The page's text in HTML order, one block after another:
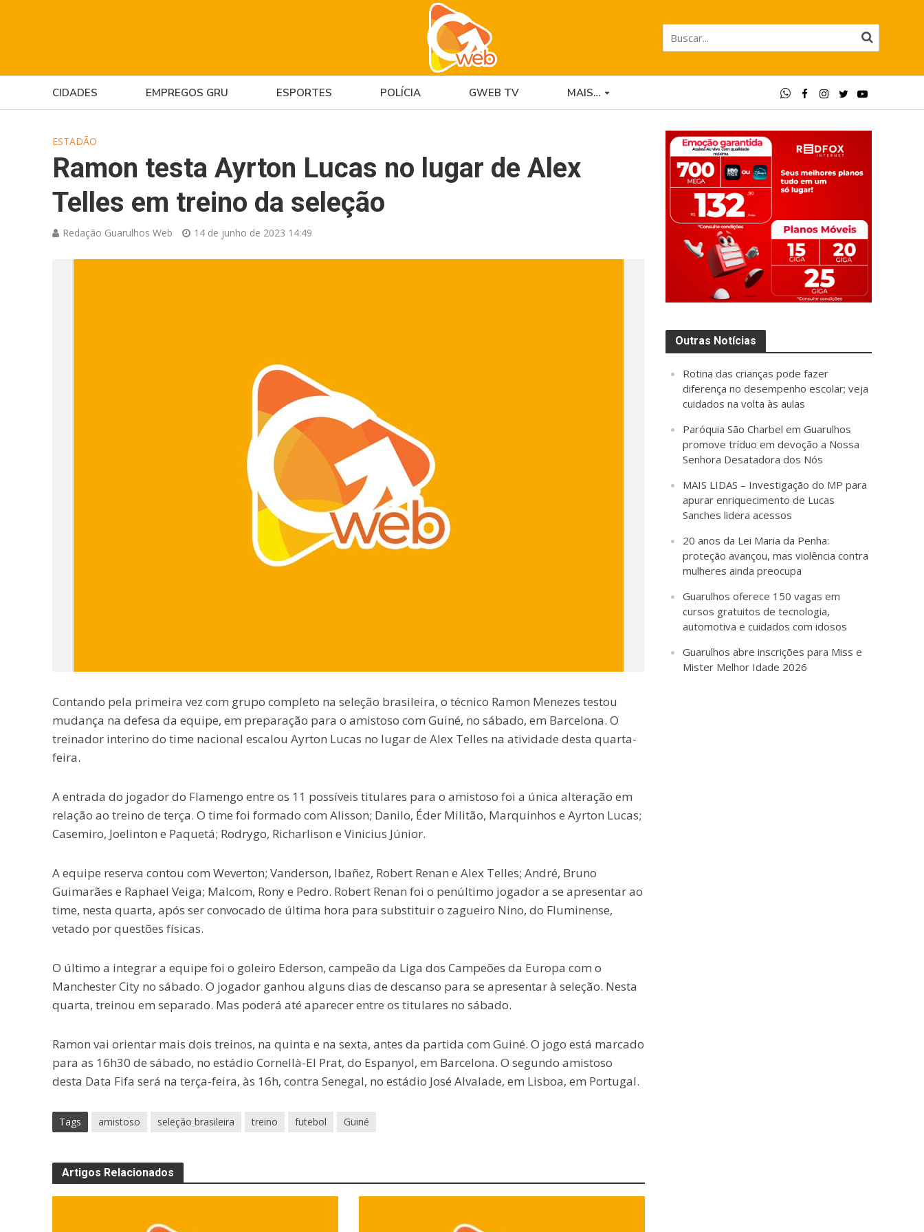
CIDADES EMPREGOS GRU ESPORTES POLÍCIA GWEB TV MAIS…
ESTADÃO
Ramon testa Ayrton Lucas no lugar de Alex
Telles em treino da seleção
Redação Guarulhos Web 14 de junho de 2023 14:49
Contando pela primeira vez com grupo completo na seleção brasileira, o técnico Ramon Menezes testou
mudança na defesa da equipe, em preparação para o amistoso com Guiné, no sábado, em Barcelona. O
treinador interino do time nacional escalou Ayrton Lucas no lugar de Alex Telles na atividade desta quarta-
feira.
A entrada do jogador do Flamengo entre os 11 possíveis titulares para o amistoso foi a única alteração em
relação ao treino de terça. O time foi formado com Alisson; Danilo, Éder Militão, Marquinhos e Ayrton Lucas;
Casemiro, Joelinton e Paquetá; Rodrygo, Richarlison e Vinicius Júnior.
A equipe reserva contou com Weverton; Vanderson, Ibañez, Robert Renan e Alex Telles; André, Bruno
Guimarães e Raphael Veiga; Malcom, Rony e Pedro. Robert Renan foi o penúltimo jogador a se apresentar ao
time, nesta quarta, após ser convocado de última hora para substituir o zagueiro Nino, do Fluminense,
vetado por questões físicas.
O último a integrar a equipe foi o goleiro Ederson, campeão da Liga dos Campeões da Europa com o
Manchester City no sábado. O jogador ganhou alguns dias de descanso para se apresentar à seleção. Nesta
quarta, treinou em separado. Mas poderá até aparecer entre os titulares no sábado.
Ramon vai orientar mais dois treinos, na quinta e na sexta, antes da partida com Guiné. O jogo está marcado
para as 16h30 de sábado, no estádio Cornellà-El Prat, do Espanyol, em Barcelona. O segundo amistoso
desta Data Fifa será na terça-feira, às 16h, contra Senegal, no estádio José Alvalade, em Lisboa, em Portugal.
Tags amistoso seleção brasileira treino futebol Guiné
Artigos Relacionados
Outras Notícias
Rotina das crianças pode fazer
diferença no desempenho escolar; veja
cuidados na volta às aulas
Paróquia São Charbel em Guarulhos
promove tríduo em devoção a Nossa
Senhora Desatadora dos Nós
MAIS LIDAS – Investigação do MP para
apurar enriquecimento de Lucas
Sanches lidera acessos
20 anos da Lei Maria da Penha:
proteção avançou, mas violência contra
mulheres ainda preocupa
Guarulhos oferece 150 vagas em
cursos gratuitos de tecnologia,
automotiva e cuidados com idosos
Guarulhos abre inscrições para Miss e
Mister Melhor Idade 2026